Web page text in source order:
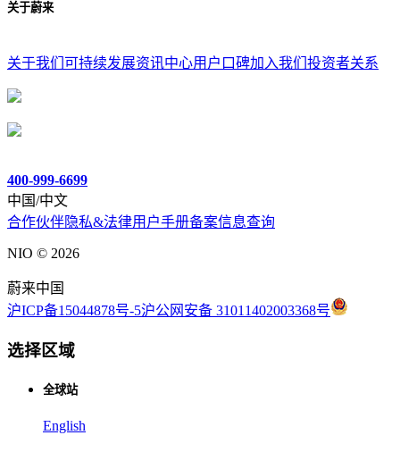
关于蔚来
关于我们 可持续发展资讯中心用户口碑加入我们 投资者关系
400-999-6699
中国/中文
合作伙伴隐私&法律用户手册备案信息查询
NIO © 2026
蔚来中国
沪ICP备15044878号-5沪公网安备 31011402003368号
选择区域
全球站
English